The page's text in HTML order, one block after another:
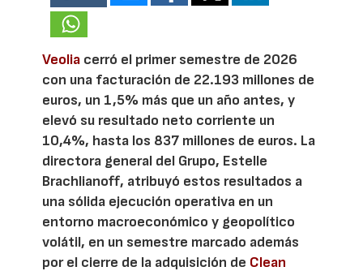
Veolia cerró el primer semestre de 2026
con una facturación de 22.193 millones de
euros, un 1,5% más que un año antes, y
elevó su resultado neto corriente un
10,4%, hasta los 837 millones de euros. La
directora general del Grupo, Estelle
Brachlianoff, atribuyó estos resultados a
una sólida ejecución operativa en un
entorno macroeconómico y geopolítico
volátil, en un semestre marcado además
por el cierre de la adquisición de Clean